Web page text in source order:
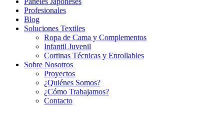
Profesionales
Blog
Soluciones Textiles
Ropa de Cama y Complementos
Infantil Juvenil
Cortinas Técnicas y Enrollables
Sobre Nosotros
Proyectos
¿Quiénes Somos?
¿Cómo Trabajamos?
Contacto